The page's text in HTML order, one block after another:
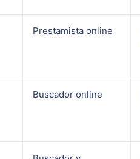
Prestamista online
Buscador online